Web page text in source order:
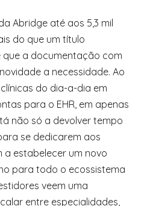
Abridge até aos 5,3 mil
do que um título
a documentação com
a necessidade. Ao
do dia-a-dia em
para o EHR, em apenas
não só a devolver tempo
se dedicarem aos
estabelecer um novo
para todo o ecossistema
veem uma
entre especialidades,